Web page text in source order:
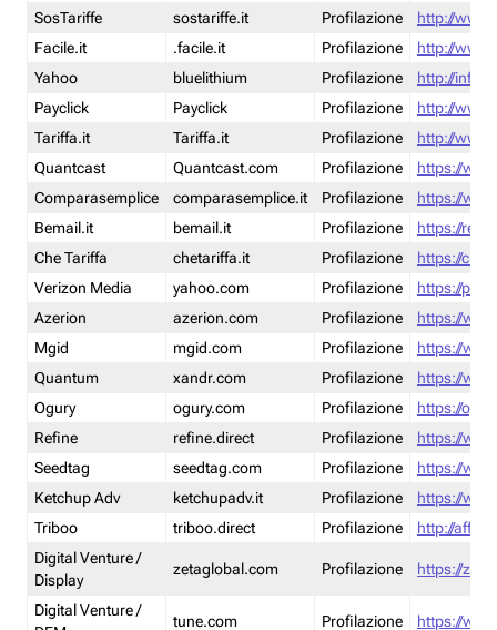
SosTariffe
sostariffe.it Profilazione
http://
Facile.it
.facile.it Profilazione
http://
Yahoo
bluelithium Profilazione
http://
Payclick
Payclick Profilazione
http://
Tariffa.it
Tariffa.it Profilazione
http://
Quantcast
Quantcast.com Profilazione
https://
Comparasemplice
comparasemplice.it Profilazione
https://
Bemail.it
bemail.it Profilazione
https://
Che Tariffa
chetariffa.it Profilazione
https://
Verizon Media
yahoo.com Profilazione
https://
Azerion
azerion.com Profilazione
https://
Mgid
mgid.com Profilazione
https://
Quantum
xandr.com Profilazione
https://
Ogury
ogury.com Profilazione
https://
Refine
refine.direct Profilazione
https://
Seedtag
seedtag.com Profilazione
https://
Ketchup Adv
ketchupadv.it Profilazione
https://
Triboo
triboo.direct Profilazione
http://
Digital Venture /
Display
zetaglobal.com Profilazione https://
Digital Venture /
tune.com Profilazione https://